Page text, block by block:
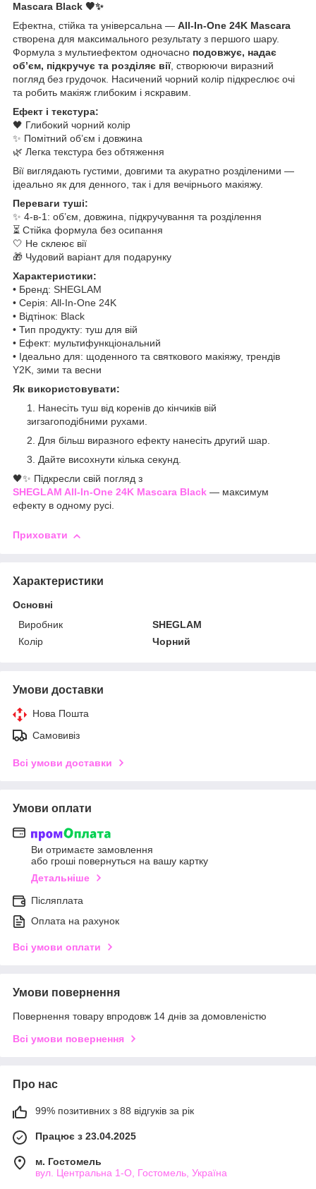
Mascara Black 🖤✨
Ефектна, стійка та універсальна — All-In-One 24K Mascara
створена для максимального результату з першого шару.
Формула з мультиефектом одночасно подовжує, надає
об’єм, підкручує та розділяє вії, створюючи виразний
погляд без грудочок. Насичений чорний колір підкреслює очі
та робить макіяж глибоким і яскравим.
Ефект і текстура:
🖤 Глибокий чорний колір
✨ Помітний об’єм і довжина
🌿 Легка текстура без обтяження
Вії виглядають густими, довгими та акуратно розділеними —
ідеально як для денного, так і для вечірнього макіяжу.
Переваги туші:
✨ 4-в-1: об’єм, довжина, підкручування та розділення
⏳ Стійка формула без осипання
🤍 Не склеює вії
🎁 Чудовий варіант для подарунку
Характеристики:
• Бренд: SHEGLAM
• Серія: All-In-One 24K
• Відтінок: Black
• Тип продукту: туш для вій
• Ефект: мультифункціональний
• Ідеально для: щоденного та святкового макіяжу, трендів
Y2K, зими та весни
Як використовувати:
Нанесіть туш від коренів до кінчиків вій
зигзагоподібними рухами.
Для більш виразного ефекту нанесіть другий шар.
Дайте висохнути кілька секунд.
🖤✨ Підкресли свій погляд з
SHEGLAM All-In-One 24K Mascara Black — максимум
ефекту в одному русі.
Приховати
Характеристики
Основні
Виробник
SHEGLAM
Колір
Чорний
Умови доставки
Нова Пошта
Самовивіз
Всі умови доставки
Умови оплати
Ви отримаєте замовлення
або гроші повернуться на вашу картку
Детальніше
Післяплата
Оплата на рахунок
Всі умови оплати
Умови повернення
Повернення товару впродовж 14 днів за домовленістю
Всі умови повернення
Про нас
99% позитивних з 88 відгуків за рік
Працює з 23.04.2025
м. Гостомель
вул. Центральна 1-О, Гостомель, Україна